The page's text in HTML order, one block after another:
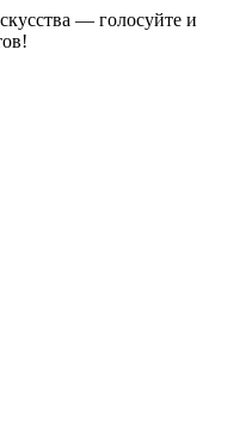
— голосуйте и